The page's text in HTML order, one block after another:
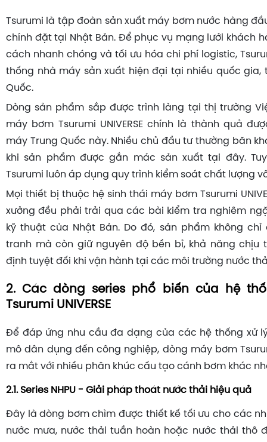
Tsurumi là tập đoàn sản xuất máy bơm nước hàng
chính đặt tại Nhật Bản. Để phục vụ mạng lưới khách
cách nhanh chóng và tối ưu hóa chi phí logistic,
thống nhà máy sản xuất hiện đại tại nhiều quốc gia,
Quốc.
Dòng sản phẩm sắp được trình làng tại thị trường
máy bơm Tsurumi UNIVERSE chính là thành quả
máy Trung Quốc này. Nhiều chủ đầu tư thường băn
khi sản phẩm được gắn mác sản xuất tại đây.
Tsurumi luôn áp dụng quy trình kiểm soát chất lượng
Mọi thiết bị thuộc hệ sinh thái máy bơm Tsurumi
xưởng đều phải trải qua các bài kiểm tra nghiêm
kỹ thuật của Nhật Bản. Do đó, sản phẩm không
tranh mà còn giữ nguyên độ bền bỉ, khả năng chịu
định tuyệt đối khi vận hành tại các môi trường nước
2. Các dòng series phổ biến của hệ
Tsurumi UNIVERSE
Để đáp ứng nhu cầu đa dạng của các hệ thống xử
mô dân dụng đến công nghiệp, dòng máy bơm
ra mắt với nhiều phân khúc cấu tạo cánh bơm khác
2.1. Series NHPU - Giải pháp thoát nước thải hiệu quả
Đây là dòng bơm chìm được thiết kế tối ưu cho các
nước mưa, nước thải tuần hoàn hoặc nước thải thô